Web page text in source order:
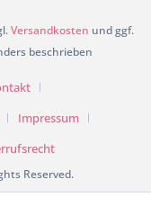
Versandkosten und ggf.
beschrieben
Impressum
Reserved.